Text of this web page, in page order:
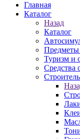
Главная
Каталог
Назад
Каталог
Предметы
Туризм и
Средства